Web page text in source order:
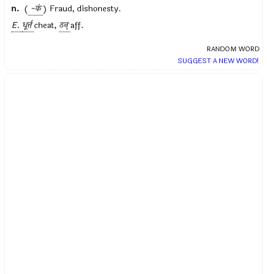
n. ( -कं) Fraud, dishonesty.
E. धूर्त्तcheat, ठन्aff.
RANDOM WORD
SUGGEST A NEW WORD!